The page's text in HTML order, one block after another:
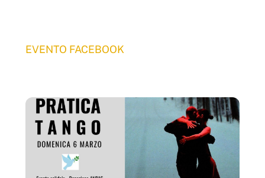
EVENTO FACEBOOK